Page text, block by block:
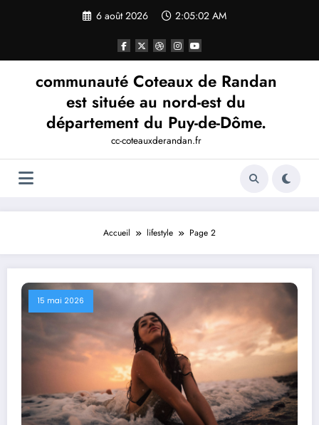
6 août 2026 2:05:02 AM
communauté Coteaux de Randan
est située au nord-est du
département du Puy-de-Dôme.
cc-coteauxderandan.fr
Accueil lifestyle Page 2
15 mai 2026